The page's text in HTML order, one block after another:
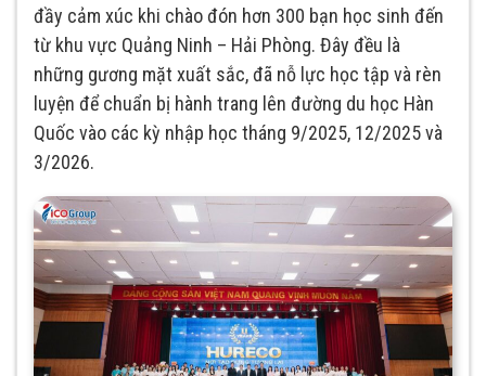
đầy cảm xúc khi chào đón hơn 300 bạn học sinh đến
từ khu vực Quảng Ninh – Hải Phòng. Đây đều là
những gương mặt xuất sắc, đã nỗ lực học tập và rèn
luyện để chuẩn bị hành trang lên đường du học Hàn
Quốc vào các kỳ nhập học tháng 9/2025, 12/2025 và
3/2026.